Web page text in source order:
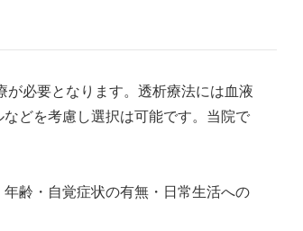
必要となります。透析療法には血液
どを考慮し選択は可能です。当院で
齢・自覚症状の有無・日常生活への